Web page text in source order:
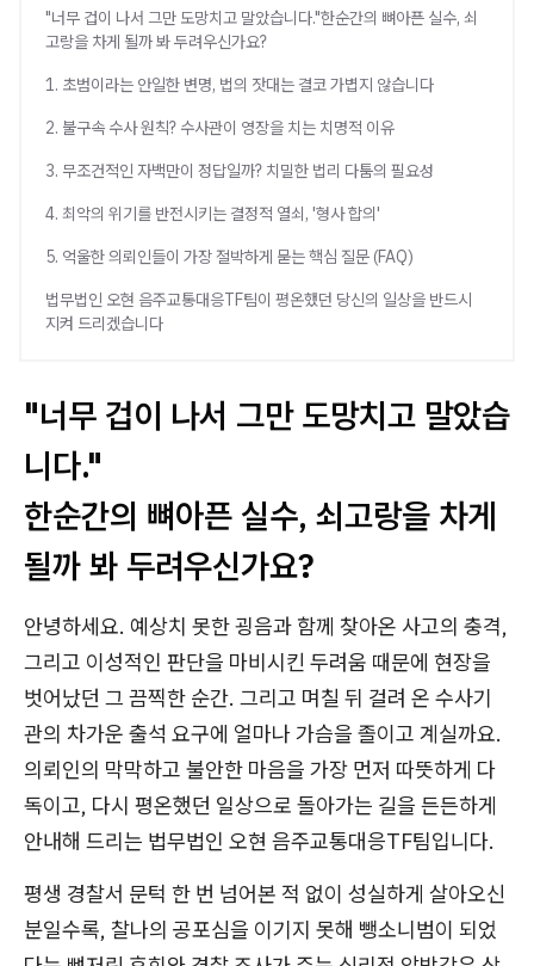
"너무 겁이 나서 그만 도망치고 말았습니다."한순간의 뼈아픈 실수, 쇠
고랑을 차게 될까 봐 두려우신가요?
1. 초범이라는 안일한 변명, 법의 잣대는 결코 가볍지 않습니다
2. 불구속 수사 원칙? 수사관이 영장을 치는 치명적 이유
3. 무조건적인 자백만이 정답일까? 치밀한 법리 다툼의 필요성
4. 최악의 위기를 반전시키는 결정적 열쇠, '형사 합의'
5. 억울한 의뢰인들이 가장 절박하게 묻는 핵심 질문 (FAQ)
법무법인 오현 음주교통대응TF팀이 평온했던 당신의 일상을 반드시
지켜 드리겠습니다
"너무 겁이 나서 그만 도망치고 말았습
니다."
한순간의 뼈아픈 실수, 쇠고랑을 차게
될까 봐 두려우신가요?
안녕하세요. 예상치 못한 굉음과 함께 찾아온 사고의 충격,
그리고 이성적인 판단을 마비시킨 두려움 때문에 현장을
벗어났던 그 끔찍한 순간. 그리고 며칠 뒤 걸려 온 수사기
관의 차가운 출석 요구에 얼마나 가슴을 졸이고 계실까요.
의뢰인의 막막하고 불안한 마음을 가장 먼저 따뜻하게 다
독이고, 다시 평온했던 일상으로 돌아가는 길을 든든하게
안내해 드리는 법무법인 오현 음주교통대응TF팀입니다.
평생 경찰서 문턱 한 번 넘어본 적 없이 성실하게 살아오신
분일수록, 찰나의 공포심을 이기지 못해 뺑소니범이 되었